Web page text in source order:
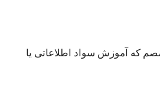
که آموزش سواد اطلاعاتی یا